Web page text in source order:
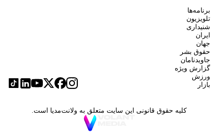
برنامه‌ها
تلویزیون
شنیداری
ایران
جهان
حقوق بشر
جاویدنامان
گزارش ویژه
ورزش
بازار
کلیه حقوق قانونی این سایت متعلق به ولانت‌مدیا است.